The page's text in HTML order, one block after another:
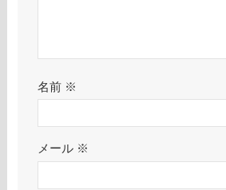
名前 ※
メール ※